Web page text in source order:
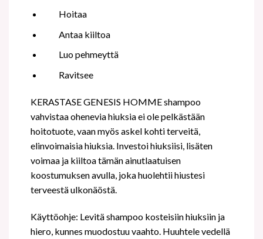
Hoitaa
Antaa kiiltoa
Luo pehmeyttä
Ravitsee
KERASTASE GENESIS HOMME shampoo
vahvistaa ohenevia hiuksia ei ole pelkästään
hoitotuote, vaan myös askel kohti terveitä,
elinvoimaisia hiuksia. Investoi hiuksiisi, lisäten
voimaa ja kiiltoa tämän ainutlaatuisen
koostumuksen avulla, joka huolehtii hiustesi
terveestä ulkonäöstä.
Käyttöohje: Levitä shampoo kosteisiin hiuksiin ja
hiero, kunnes muodostuu vaahto. Huuhtele vedellä